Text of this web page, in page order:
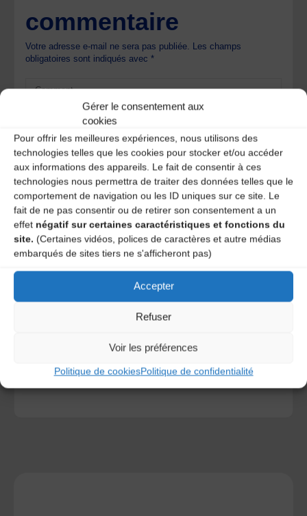
Gérer le consentement aux
cookies
Pour offrir les meilleures expériences, nous utilisons des
technologies telles que les cookies pour stocker et/ou accéder
aux informations des appareils. Le fait de consentir à ces
technologies nous permettra de traiter des données telles que le
comportement de navigation ou les ID uniques sur ce site. Le
fait de ne pas consentir ou de retirer son consentement a un
effet négatif sur certaines caractéristiques et fonctions du
site. (Certaines vidéos, polices de caractères et autre médias
embarqués de sites tiers ne s'afficheront pas)
Accepter
Refuser
Voir les préférences
Politique de cookiesPolitique de confidentialité
commentaire
Votre adresse e-mail ne sera pas publiée.
Les champs
obligatoires sont indiqués avec*
Save my name, email, and site URL in my browser for next
time I post a comment.
Ce site utilise Akismet pour réduire les indésirables.
savoir plus sur la façon dont les données de vos